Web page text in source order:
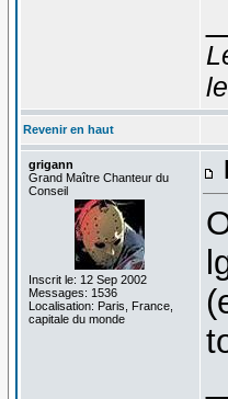
Revenir en haut
grigann
Grand Maître Chanteur du
Conseil
Inscrit le: 12 Sep 2002
Messages: 1536
Localisation: Paris, France,
capitale du monde